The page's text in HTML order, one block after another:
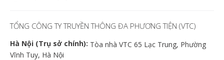
TỔNG CÔNG TY TRUYỀN THÔNG ĐA PHƯƠNG TIỆN (VTC)
Hà Nội (Trụ sở chính): Tòa nhà VTC 65 Lạc Trung, Phường
Vĩnh Tuy, Hà Nội